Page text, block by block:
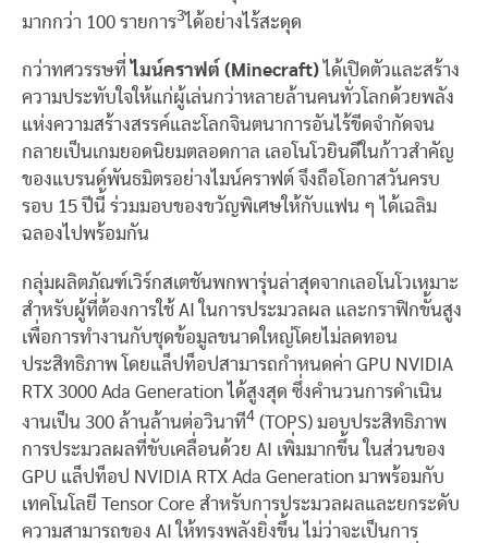
มากกว่า 100 รายการ3ได้อย่างไร้สะดุด
กว่าทศวรรษที่ไมน์คราฟต์ ( Minecraft) ได้เปิดตัวและสร้าง
ความประทับใจให้แก่ผู้เล่นกว่าหลายล้านคนทั่วโลกด้วยพลัง
แห่งความสร้างสรรค์และโลกจินตนาการอันไร้ขีดจำกัดจน
กลายเป็นเกมยอดนิยมตลอดกาล เลอโนโวยินดีในก้าวสำคัญ
ของแบรนด์พันธมิตรอย่างไมน์คราฟต์ จึงถือโอกาสวันครบ
รอบ 15 ปีนี้ ร่วมมอบของขวัญพิเศษให้กับแฟน ๆ ได้เฉลิม
ฉลองไปพร้อมกัน
กลุ่มผลิตภัณฑ์เวิร์กสเตชันพกพารุ่นล่าสุดจากเลอโนโวเหมาะ
สำหรับผู้ที่ต้องการใช้ AI ในการประมวลผล และกราฟิกขั้นสูง
เพื่อการทำงานกับชุดข้อมูลขนาดใหญ่โดยไม่ลดทอน
ประสิทธิภาพ โดยแล็ปท็อปสามารถกำหนดค่า GPU NVIDIA
RTX 3000 Ada Generation ได้สูงสุด ซึ่งคำนวนการดำเนิน
งานเป็น 300 ล้านล้านต่อวินาที4 (TOPS) มอบประสิทธิภาพ
การประมวลผลที่ขับเคลื่อนด้วย AI เพิ่มมากขึ้น ในส่วนของ
GPU แล็ปท็อป NVIDIA RTX Ada Generation มาพร้อมกับ
เทคโนโลยี Tensor Core สำหรับการประมวลผลและยกระดับ
ความสามารถของ AI ให้ทรงพลังยิ่งขึ้น ไม่ว่าจะเป็นการ